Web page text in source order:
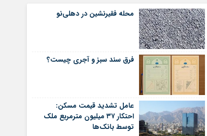
محله فقیرنشین در دهلی‏‌نو
فرق سند سبز و آجری چیست؟
عامل تشدید قیمت مسکن:
احتکار ۳۷ میلیون مترمربع ملک
توسط بانک‌ها